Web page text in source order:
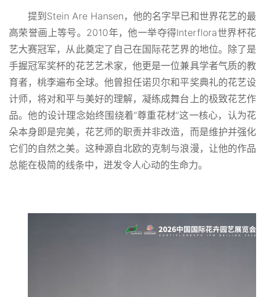
提到Stein Are Hansen，他的名字早已和世界花艺的最
高荣誉画上等号。2010年，他一举夺得Interflora世界杯花
艺大赛冠军，从此奠定了自己在国际花艺界的地位。除了是
手握冠军奖杯的花艺艺术家，他更是一位兼具学者气质的教
育者，桃李遍布全球。 他曾担任诺贝尔和平奖典礼的花艺设
计师，将对和平与美好的理解，凝练成舞台上的极致花艺作
品。他的设计理念始终围绕着“尊重花材”这一核心，认为花
朵本身即是完美，花艺师的职责并非改造，而是维护并强化
它们的自然之美。这种源自北欧的克制与浪漫，让他的作品
总能在极简的线条中，迸发令人心动的生命力。